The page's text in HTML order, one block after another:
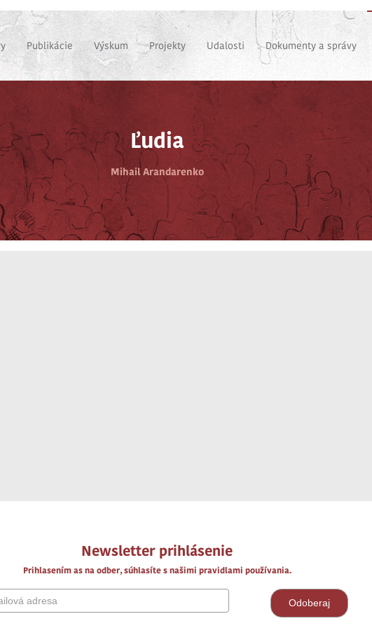
Publikácie Výskum Projekty Udalosti Dokumenty a správy
Ľudia
Mihail Arandarenko
Newsletter prihlásenie
Prihlasením as na odber, súhlasíte s našimi pravidlami používania.